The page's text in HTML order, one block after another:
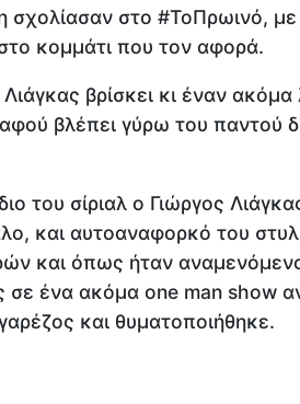
σχολίασαν στο #ΤοΠρωινό,
στο κομμάτι που τον αφορά.
βρίσκει κι έναν
βλέπει γύρω του παντού
του σίριαλ ο Γιώργος
και αυτοαναφορκό του
και όπως ήταν
σε ένα ακόμα one man show
και θυματοποιήθηκε.